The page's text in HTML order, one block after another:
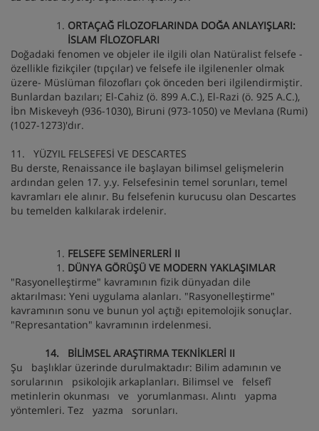
ORTAÇAĞ FİLOZOFLARINDA DOĞA ANLAYIŞLARI:
İSLAM FİLOZOFLARI
Doğadaki fenomen ve objeler ile ilgili olan Natüralist felsefe -
özellikle fizikçiler (tıpçılar) ve felsefe ile ilgilenenler olmak
üzere- Müslüman filozofları çok önceden beri ilgilendirmiştir.
Bunlardan bazıları; El-Cahiz (ö. 899 A.C.), El-Razi (ö. 925 A.C.),
İbn Miskeveyh (936-1030), Biruni (973-1050) ve Mevlana (Rumi)
(1027-1273)'dır.
11. YÜZYIL FELSEFESİ VE DESCARTES
Bu derste, Renaissance ile başlayan bilimsel gelişmelerin
ardından gelen 17. y.y. Felsefesinin temel sorunları, temel
kavramları ele alınır. Bu felsefenin kurucusu olan Descartes
bu temelden kalkılarak irdelenir.
FELSEFE SEMİNERLERİ II
DÜNYA GÖRÜŞÜ VE MODERN YAKLAŞIMLAR
"Rasyonelleştirme" kavramının fizik dünyadan dile
aktarılması: Yeni uygulama alanları. "Rasyonelleştirme"
kavramının sonu ve bunun yol açtığı epitemolojik sonuçlar.
"Represantation" kavramının irdelenmesi.
14. BİLİMSEL ARAŞTIRMA TEKNİKLERİ II
Şu başlıklar üzerinde durulmaktadır: Bilim adamının ve
sorularının psikolojik arkaplanları. Bilimsel ve felsefî
metinlerin okunması ve yorumlanması. Alıntı yapma
yöntemleri. Tez yazma sorunları.